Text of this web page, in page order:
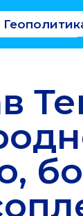
Аналитика